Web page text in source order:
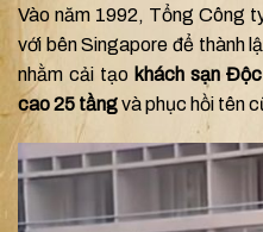
Vào năm 1992, Tổng Công
với bên Singapore để thành
nhằm cải tạo khách sạn
cao 25 tầngvà phục hồi tên